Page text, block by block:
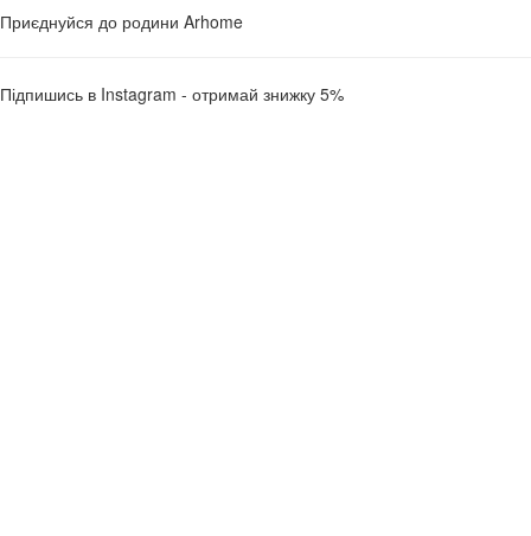
Приєднуйся до родини Arhome
Підпишись в Instagram - отримай знижку 5%